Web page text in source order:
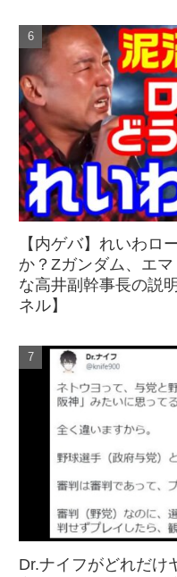
【内ゲバ】れいわロ
か？Zガンダム、エ
な高井副幹事長の説
ネル】
Dr.ナイフがどれだけ